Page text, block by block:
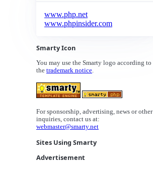
www.php.net
www.phpinsider.com
Smarty Icon
You may use the Smarty logo according to
the trademark notice.
For sponsorship, advertising, news or other
inquiries, contact us at:
webmaster@smarty.net
Sites Using Smarty
Advertisement